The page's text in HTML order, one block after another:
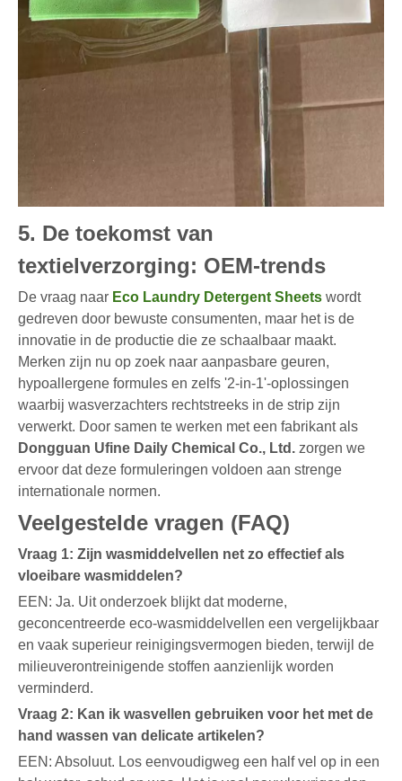
5. De toekomst van
textielverzorging: OEM-trends
De vraag naar Eco Laundry Detergent Sheets wordt
gedreven door bewuste consumenten, maar het is de
innovatie in de productie die ze schaalbaar maakt.
Merken zijn nu op zoek naar aanpasbare geuren,
hypoallergene formules en zelfs '2-in-1'-oplossingen
waarbij wasverzachters rechtstreeks in de strip zijn
verwerkt. Door samen te werken met een fabrikant als
Dongguan Ufine Daily Chemical Co., Ltd. zorgen we
ervoor dat deze formuleringen voldoen aan strenge
internationale normen.
Veelgestelde vragen (FAQ)
Vraag 1: Zijn wasmiddelvellen net zo effectief als
vloeibare wasmiddelen?
EEN: Ja. Uit onderzoek blijkt dat moderne,
geconcentreerde eco-wasmiddelvellen een vergelijkbaar
en vaak superieur reinigingsvermogen bieden, terwijl de
milieuverontreinigende stoffen aanzienlijk worden
verminderd.
Vraag 2: Kan ik wasvellen gebruiken voor het met de
hand wassen van delicate artikelen?
EEN: Absoluut. Los eenvoudigweg een half vel op in een